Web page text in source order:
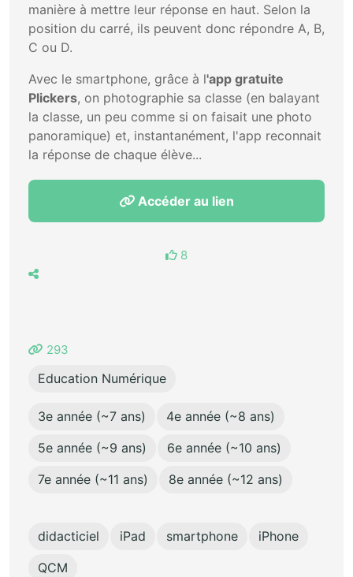
manière à mettre leur réponse en haut. Selon la
position du carré, ils peuvent donc répondre A, B,
C ou D.
Avec le smartphone, grâce à l'app gratuite
Plickers, on photographie sa classe (en balayant
la classe, un peu comme si on faisait une photo
panoramique) et, instantanément, l'app reconnait
la réponse de chaque élève...
Accéder au lien
8
293
Education Numérique
3e année (~7 ans)
4e année (~8 ans)
5e année (~9 ans)
6e année (~10 ans)
7e année (~11 ans)
8e année (~12 ans)
didacticiel iPad smartphone
iPhone
QCM